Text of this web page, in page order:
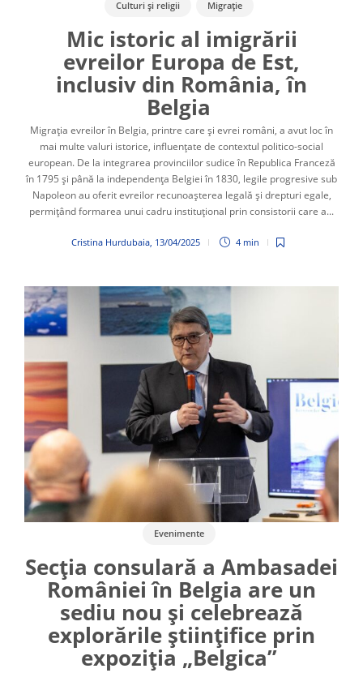
Culturi și religii Migrație
Mic istoric al imigrării
evreilor Europa de Est,
inclusiv din România, în
Belgia
Migrația evreilor în Belgia, printre care și evrei români, a avut loc în
mai multe valuri istorice, influențate de contextul politico-social
european. De la integrarea provinciilor sudice în Republica Franceză
în 1795 și până la independența Belgiei în 1830, legile progresive sub
Napoleon au oferit evreilor recunoașterea legală și drepturi egale,
permițând formarea unui cadru instituțional prin consistorii care a...
Cristina Hurdubaia, 13/04/2025 4 min
Evenimente
Secția consulară a Ambasadei
României în Belgia are un
sediu nou și celebrează
explorările științifice prin
expoziția „Belgica”